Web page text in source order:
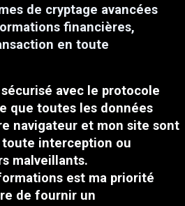
de cryptage avancées
financières,
en toute
avec le protocole
que toutes les données
navigateur et mon site sont
interception ou
malveillants.
est ma priorité
de fournir un